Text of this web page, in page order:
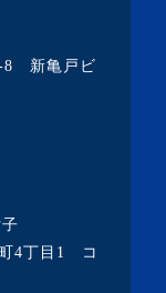
8 新亀戸ビ
4丁目1 コ